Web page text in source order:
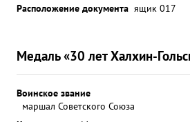
Расположение документа ящик 017
Медаль «30 лет Халхин-
Воинское звание
маршал Советского Союза